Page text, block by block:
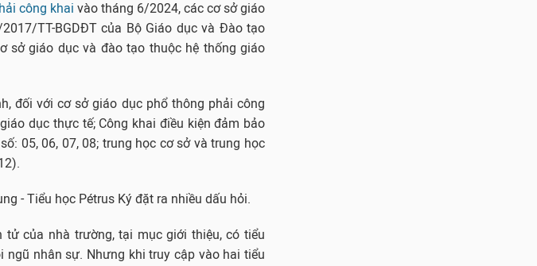
công khai vào tháng 6/2024, các cơ sở giáo
TT-BGDĐT của Bộ Giáo dục và Đào tạo
sở giáo dục và đào tạo thuộc hệ thống giáo
đối với cơ sở giáo dục phổ thông phải công
dục thực tế; Công khai điều kiện đảm bảo
05, 06, 07, 08; trung học cơ sở và trung học
- Tiểu học Pétrus Ký đặt ra nhiều dấu hỏi.
của nhà trường, tại mục giới thiệu, có tiểu
nhân sự. Nhưng khi truy cập vào hai tiểu